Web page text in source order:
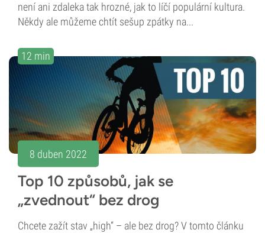
není ani zdaleka tak hrozné, jak to líčí populární kultura.
Někdy ale můžeme chtít sešup zpátky na...
12 min
8 duben 2022
Top 10 způsobů, jak se
„zvednout“ bez drog
Chcete zažít stav „high“ – ale bez drog? V tomto článku